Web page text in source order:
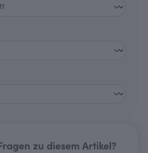
zu diesem Artikel?